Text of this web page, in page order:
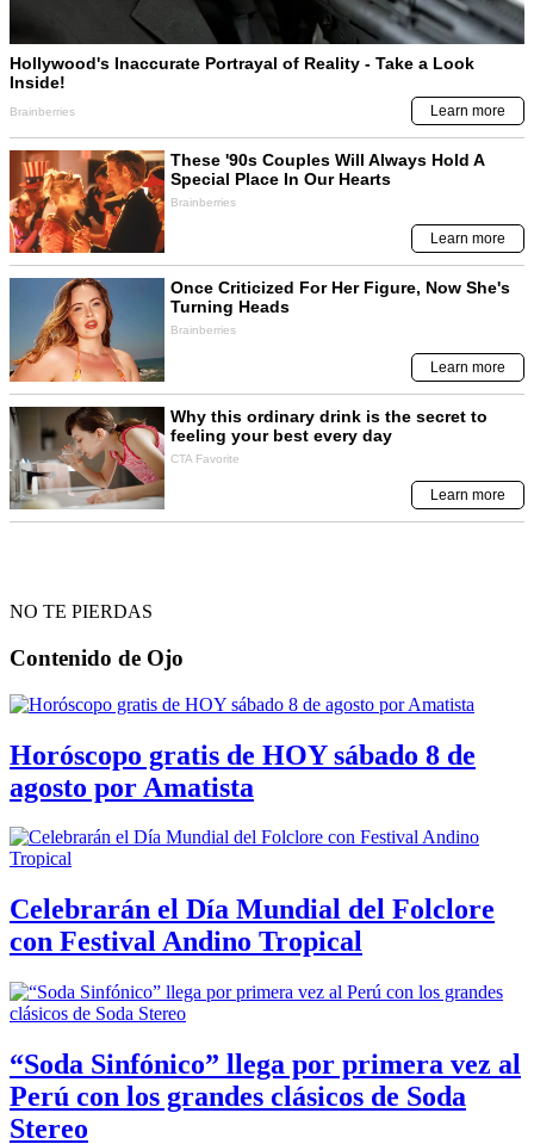
NO TE PIERDAS
Contenido de Ojo
Horóscopo gratis de HOY sábado 8 de
agosto por Amatista
Celebrarán el Día Mundial del Folclore
con Festival Andino Tropical
“Soda Sinfónico” llega por primera vez al
Perú con los grandes clásicos de Soda
Stereo